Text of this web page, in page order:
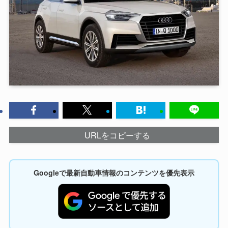
URLをコピーする
Googleで最新自動車情報のコンテンツを優先表示